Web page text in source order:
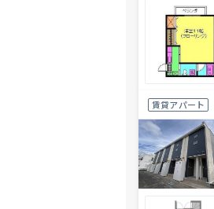
賃貸アパート